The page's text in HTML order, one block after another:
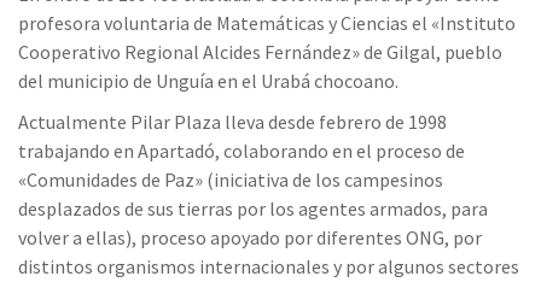
profesora voluntaria de Matemáticas y Ciencias el «Instituto
Cooperativo Regional Alcides Fernández» de Gilgal, pueblo
del municipio de Unguía en el Urabá chocoano.
Actualmente Pilar Plaza lleva desde febrero de 1998
trabajando en Apartadó, colaborando en el proceso de
«Comunidades de Paz» (iniciativa de los campesinos
desplazados de sus tierras por los agentes armados, para
volver a ellas), proceso apoyado por diferentes ONG, por
distintos organismos internacionales y por algunos sectores